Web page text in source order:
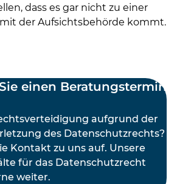
dass es gar nicht zu einer
der Aufsichtsbehörde kommt.
einen Beratungstermin
aufgrund der
des Datenschutzrechts?
Kontakt zu uns auf. Unsere
für das Datenschutzrecht
weiter.